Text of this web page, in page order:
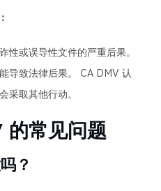
性或误导性文件的严重后果。
导致法律后果。 CA DMV 认
采取其他行动。
的常见问题
？